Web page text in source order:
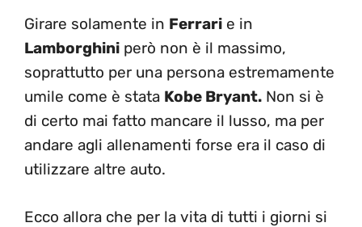
Girare solamente in Ferrari e in
Lamborghini però non è il massimo,
soprattutto per una persona estremamente
umile come è stata Kobe Bryant. Non si è
di certo mai fatto mancare il lusso, ma per
andare agli allenamenti forse era il caso di
utilizzare altre auto.
Ecco allora che per la vita di tutti i giorni si